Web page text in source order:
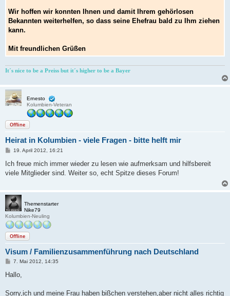
Wir hoffen wir konnten Ihnen und damit Ihrem gehörlosen
Bekannten weiterhelfen, so dass seine Ehefrau bald zu Ihm ziehen
kann.
Mit freundlichen Grüßen
It´s nice to be a Preiss but it´s higher to be a Bayer
Ernesto
Kolumbien-Veteran
Offline
Heirat in Kolumbien - viele Fragen - bitte helft mir
B
i
r
19. April 2012, 16:21
Ich freue mich immer wieder zu lesen wie aufmerksam und hilfsbereit
viele Mitglieder sind. Weiter so, echt Spitze dieses Forum!
Themenstarter
Nike79
Kolumbien-Neuling
Offline
Visum / Familienzusammenführung nach Deutschland
B
i
a
7. Mai 2012, 14:35
Hallo,
Sorry,ich und meine Frau haben bißchen verstehen,aber nicht alles richtig